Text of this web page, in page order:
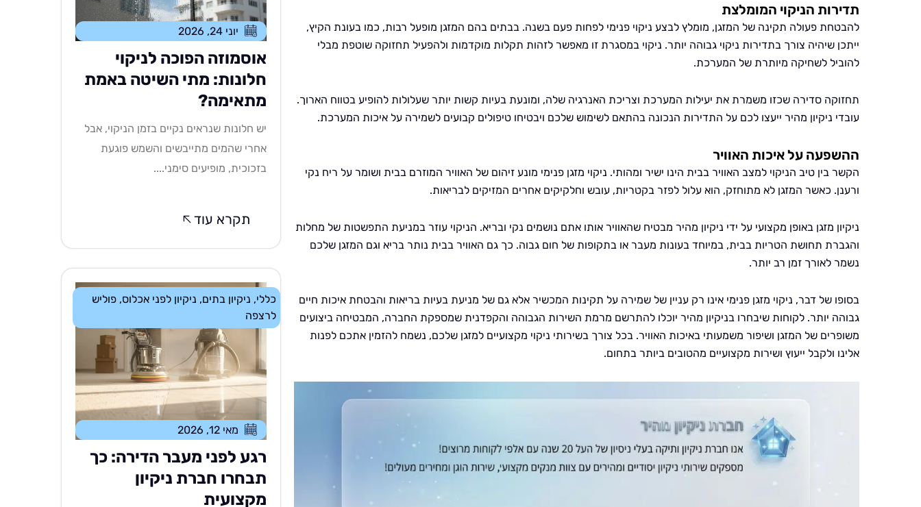
תדירות הניקוי המומלצת
להבטחת פעולה תקינה של המזגן, מומלץ לבצע ניקוי פנימי לפחות פעם בשנה. בבתים בהם המזגן מופעל רבות, כמו בעונת הקיץ,
ייתכן שיהיה צורך בתדירות ניקוי גבוהה יותר. ניקוי במסגרת זו מאפשר לזהות תקלות מוקדמות ולהפעיל תחזוקה שוטפת מבלי
להוביל לשחיקה מיותרת של המערכת.
תחזוקה סדירה שכזו משמרת את יעילות המערכת וצריכת האנרגיה שלה, ומונעת בעיות קשות יותר שעלולות להופיע בטווח הארוך.
עובדי ניקיון מהיר ייעצו לכם על התדירות הנכונה בהתאם לשימוש שלכם ויבטיחו טיפולים קבועים לשמירה על איכות המערכת.
ההשפעה על איכות האוויר
הקשר בין טיב הניקוי למצב האוויר בבית הינו ישיר ומהותי. ניקוי מזגן פנימי מונע זיהום של האוויר המוזרם בבית ושומר על ריח נקי
ורענן. כאשר המזגן לא מתוחזק, הוא עלול לפזר בקטריות, עובש וחלקיקים אחרים המזיקים לבריאות.
ניקיון מזגן באופן מקצועי על ידי ניקיון מהיר מבטיח שהאוויר אותו אתם נושמים נקי ובריא. הניקוי עוזר במניעת התפשטות של מחלות
והגברת תחושת הטריות בבית, במיוחד בעונות מעבר או בתקופות של חום גבוה. כך גם האוויר בבית נותר בריא וגם המזגן שלכם
נשמר לאורך זמן רב יותר.
בסופו של דבר, ניקוי מזגן פנימי אינו רק עניין של שמירה על תקינות המכשיר אלא גם של מניעת בעיות בריאות והבטחת איכות חיים
גבוהה יותר. לקוחות שיבחרו בניקיון מהיר יוכלו להתרשם מרמת השירות הגבוהה והקפדנית שמספקת החברה, המבטיחה ביצועים
משופרים של המזגן ושיפור משמעותי באיכות האוויר. בכל צורך בשירותי ניקוי מקצועיים למזגן שלכם, נשמח להזמין אתכם לפנות
אלינו ולקבל ייעוץ ושירות מקצועיים מהטובים ביותר בתחום.
יוני 24, 2026
אוסמוזה הפוכה לניקוי
חלונות: מתי השיטה באמת
מתאימה?
יש חלונות שנראים נקיים בזמן הניקוי, אבל
אחרי שהמים מתייבשים והשמש פוגעת
בזכוכית, מופיעים סימני....
תקרא עוד
כללי, ניקיון בתים, ניקיון לפני אכלוס,פוליש
לרצפה
מאי 12, 2026
רגע לפני מעבר הדירה: כך
תבחרו חברת ניקיון
מקצועית